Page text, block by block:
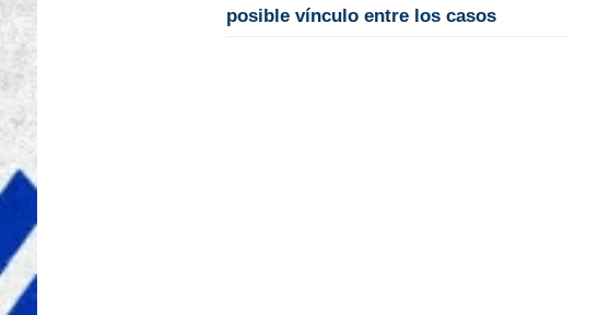
posible vínculo entre los casos